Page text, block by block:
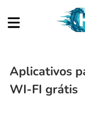
Aplicativos
WI-FI grátis